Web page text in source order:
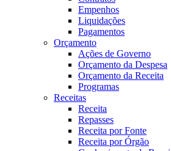
Empenhos
Liquidações
Pagamentos
Orçamento
Ações de Governo
Orçamento da Despesa
Orçamento da Receita
Programas
Receitas
Receita
Repasses
Receita por Fonte
Receita por Órgão